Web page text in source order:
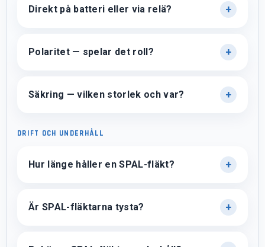
Direkt på batteri eller via relä?
Polaritet — spelar det roll?
Säkring — vilken storlek och var?
DRIFT OCH UNDERHÅLL
Hur länge håller en SPAL-fläkt?
Är SPAL-fläktarna tysta?